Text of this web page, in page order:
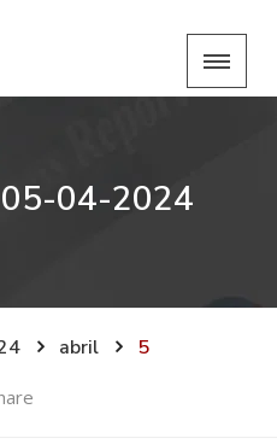
05-04-2024
abril 5